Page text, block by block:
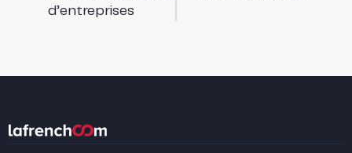
d’entreprises